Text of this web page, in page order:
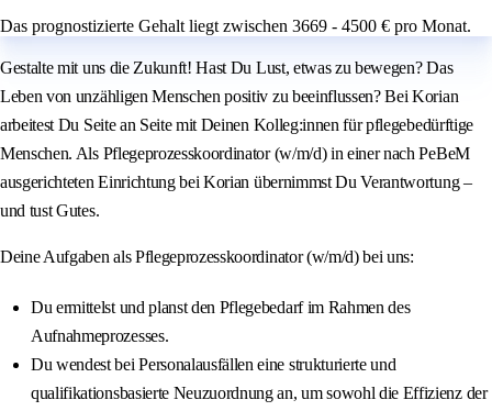
Das prognostizierte Gehalt liegt zwischen 3669 - 4500 € pro Monat.
Gestalte mit uns die Zukunft! Hast Du Lust, etwas zu bewegen? Das
Leben von unzähligen Menschen positiv zu beeinflussen? Bei Korian
arbeitest Du Seite an Seite mit Deinen Kolleg:innen für pflegebedürftige
Menschen. Als Pflegeprozesskoordinator (w/m/d) in einer nach PeBeM
ausgerichteten Einrichtung bei Korian übernimmst Du Verantwortung –
und tust Gutes.
Deine Aufgaben als Pflegeprozesskoordinator (w/m/d) bei uns:
Du ermittelst und planst den Pflegebedarf im Rahmen des
Aufnahmeprozesses.
Du wendest bei Personalausfällen eine strukturierte und
qualifikationsbasierte Neuzuordnung an, um sowohl die Effizienz der